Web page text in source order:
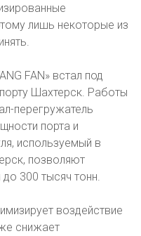
лишь некоторые из
FAN» встал под
Шахтерск. Работы
перегружатель
порта и
используемый в
позволяют
300 тысяч тонн.
воздействие
снижает